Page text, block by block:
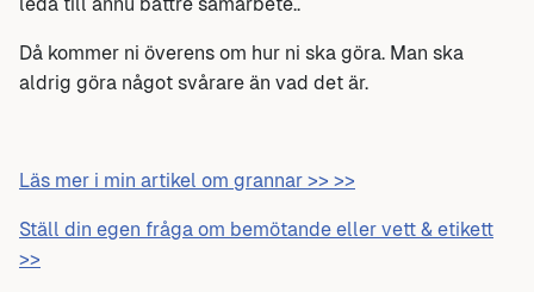
Då kommer ni överens om hur ni ska göra. Man ska
aldrig göra något svårare än vad det är.
Läs mer i min artikel om grannar >> >>
Ställ din egen fråga om bemötande eller vett & etikett
>>